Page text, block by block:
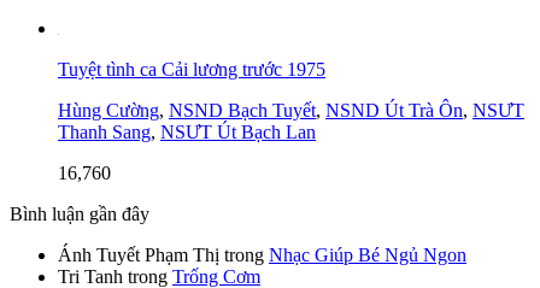
Tuyệt tình ca Cải lương trước 1975
Hùng Cường, NSND Bạch Tuyết, NSND Út Trà Ôn, NSƯT
Thanh Sang, NSƯT Út Bạch Lan
16,760
Bình luận gần đây
Ánh Tuyết Phạm Thị trong Nhạc Giúp Bé Ngủ Ngon
Tri Tanh trong Trống Cơm